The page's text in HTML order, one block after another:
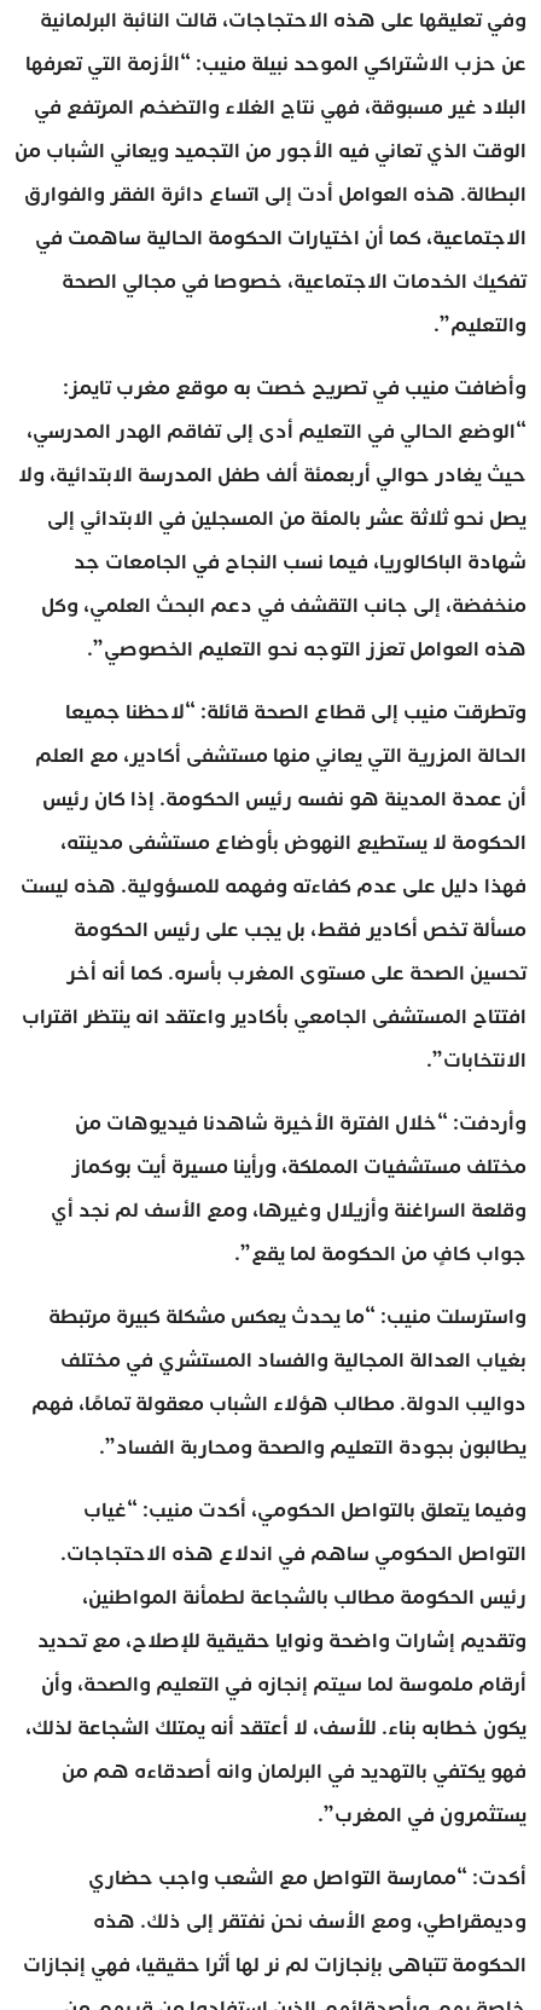
وفي تعليقها على هذه الاحتجاجات، قالت النائبة البرلمانية
عن حزب الاشتراكي الموحد نبيلة منيب: “الأزمة التي تعرفها
البلاد غير مسبوقة، فهي نتاج الغلاء والتضخم المرتفع في
الوقت الذي تعاني فيه الأجور من التجميد ويعاني الشباب من
البطالة. هذه العوامل أدت إلى اتساع دائرة الفقر والفوارق
الاجتماعية، كما أن اختيارات الحكومة الحالية ساهمت في
تفكيك الخدمات الاجتماعية، خصوصا في مجالي الصحة
والتعليم”.
وأضافت منيب في تصريح خصت به موقع مغرب تايمز:
“الوضع الحالي في التعليم أدى إلى تفاقم الهدر المدرسي،
حيث يغادر حوالي أربعمئة ألف طفل المدرسة الابتدائية، ولا
يصل نحو ثلاثة عشر بالمئة من المسجلين في الابتدائي إلى
شهادة الباكالوريا، فيما نسب النجاح في الجامعات جد
منخفضة، إلى جانب التقشف في دعم البحث العلمي، وكل
هذه العوامل تعزز التوجه نحو التعليم الخصوصي”.
وتطرقت منيب إلى قطاع الصحة قائلة: “لاحظنا جميعا
الحالة المزرية التي يعاني منها مستشفى أكادير، مع العلم
أن عمدة المدينة هو نفسه رئيس الحكومة. إذا كان رئيس
الحكومة لا يستطيع النهوض بأوضاع مستشفى مدينته،
فهذا دليل على عدم كفاءته وفهمه للمسؤولية. هذه ليست
مسألة تخص أكادير فقط، بل يجب على رئيس الحكومة
تحسين الصحة على مستوى المغرب بأسره. كما أنه أخر
افتتاح المستشفى الجامعي بأكادير واعتقد انه ينتظر اقتراب
الانتخابات”.
وأردفت: “خلال الفترة الأخيرة شاهدنا فيديوهات من
مختلف مستشفيات المملكة، ورأينا مسيرة أيت بوكماز
وقلعة السراغنة وأزيلال وغيرها، ومع الأسف لم نجد أي
جواب كافٍ من الحكومة لما يقع”.
واسترسلت منيب: “ما يحدث يعكس مشكلة كبيرة مرتبطة
بغياب العدالة المجالية والفساد المستشري في مختلف
دواليب الدولة. مطالب هؤلاء الشباب معقولة تمامًا، فهم
يطالبون بجودة التعليم والصحة ومحاربة الفساد”.
وفيما يتعلق بالتواصل الحكومي، أكدت منيب: “غياب
التواصل الحكومي ساهم في اندلاع هذه الاحتجاجات.
رئيس الحكومة مطالب بالشجاعة لطمأنة المواطنين،
وتقديم إشارات واضحة ونوايا حقيقية للإصلاح، مع تحديد
أرقام ملموسة لما سيتم إنجازه في التعليم والصحة، وأن
يكون خطابه بناء. للأسف، لا أعتقد أنه يمتلك الشجاعة لذلك،
فهو يكتفي بالتهديد في البرلمان وانه أصدقاءه هم من
يستثمرون في المغرب”.
أكدت: “ممارسة التواصل مع الشعب واجب حضاري
وديمقراطي، ومع الأسف نحن نفتقر إلى ذلك. هذه
الحكومة تتباهى بإنجازات لم نر لها أثرا حقيقيا، فهي إنجازات